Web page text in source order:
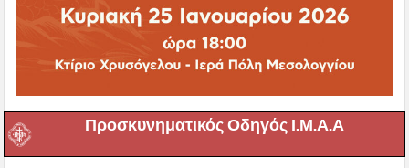
Προσκυνηματικός Οδηγός Ι.Μ.Α.Α